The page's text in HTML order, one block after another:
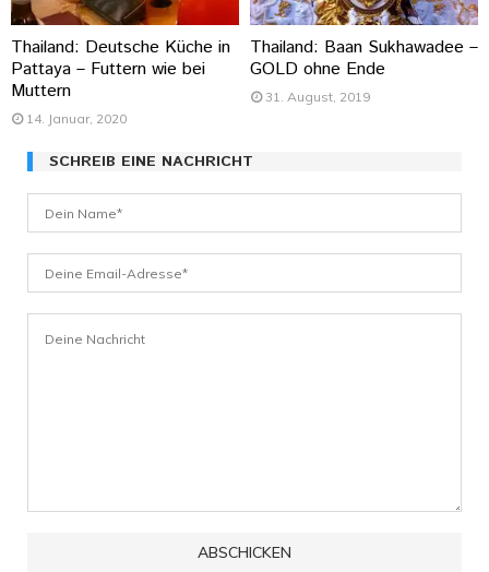
Thailand: Deutsche Küche in
Pattaya – Futtern wie bei
Muttern
14. Januar, 2020
Thailand: Baan Sukhawadee –
GOLD ohne Ende
31. August, 2019
SCHREIB EINE NACHRICHT